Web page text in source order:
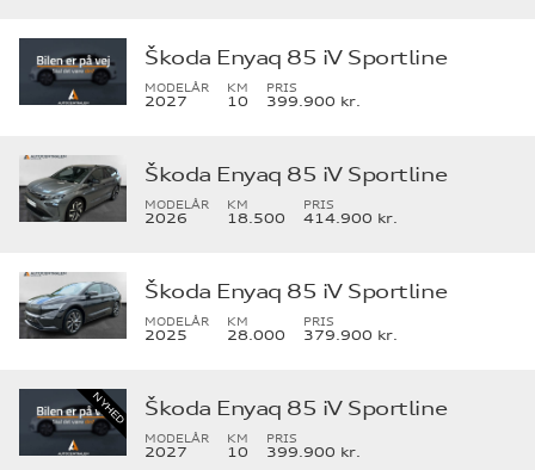
Škoda Enyaq 85 iV Sportline
MODELÅR
2027
KM
10
PRIS
399.900 kr.
Škoda Enyaq 85 iV Sportline
MODELÅR
2026
KM
18.500
PRIS
414.900 kr.
Škoda Enyaq 85 iV Sportline
MODELÅR
2025
KM
28.000
PRIS
379.900 kr.
Škoda Enyaq 85 iV Sportline
MODELÅR
2027
KM
10
PRIS
399.900 kr.